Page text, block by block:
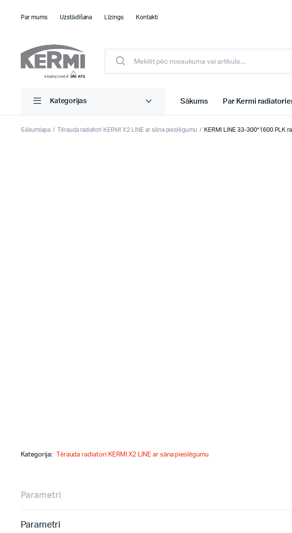
Par mums Uzstādīšana Līzings Kontakti
Kategorijas Sākums Par Kermi
Sākumlapa Tērauda radiatori KERMI X2 LINE ar sāna pieslēgumu KERMI LINE 33-300*1600 PLK
Kategorija: Tērauda radiatori KERMI X2 LINE ar sāna pieslēgumu
Parametri
Parametri